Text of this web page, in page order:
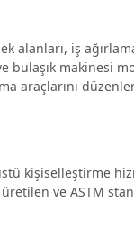
iş
makinesi
araçlarını
ve ASTM